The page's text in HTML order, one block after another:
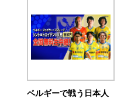
ベルギーで戦う日本人